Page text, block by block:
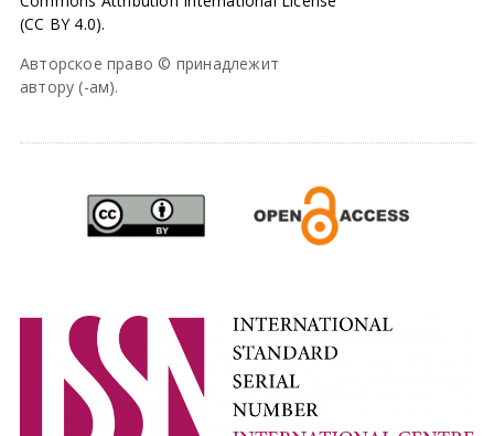
(CC BY 4.0).
Авторское право © принадлежит
автору (-ам).